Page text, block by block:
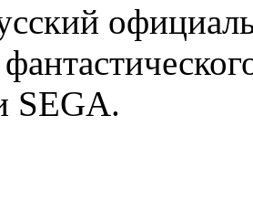
SEGA.